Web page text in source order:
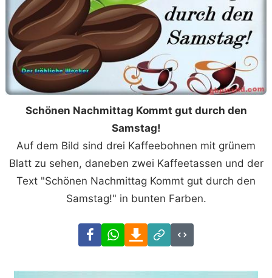
Schönen Nachmittag Kommt gut durch den
Samstag!
Auf dem Bild sind drei Kaffeebohnen mit grünem
Blatt zu sehen, daneben zwei Kaffeetassen und der
Text "Schönen Nachmittag Kommt gut durch den
Samstag!" in bunten Farben.
FacebookWhatsAppDownload
Link
Code